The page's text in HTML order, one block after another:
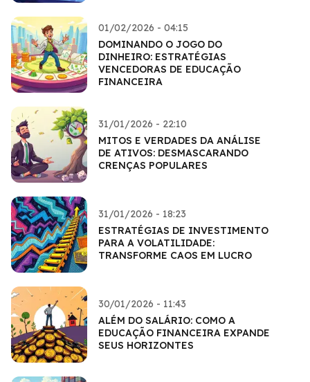
01/02/2026 - 04:15
DOMINANDO O JOGO DO
DINHEIRO: ESTRATÉGIAS
VENCEDORAS DE EDUCAÇÃO
FINANCEIRA
31/01/2026 - 22:10
MITOS E VERDADES DA ANÁLISE
DE ATIVOS: DESMASCARANDO
CRENÇAS POPULARES
31/01/2026 - 18:23
ESTRATÉGIAS DE INVESTIMENTO
PARA A VOLATILIDADE:
TRANSFORME CAOS EM LUCRO
30/01/2026 - 11:43
ALÉM DO SALÁRIO: COMO A
EDUCAÇÃO FINANCEIRA EXPANDE
SEUS HORIZONTES